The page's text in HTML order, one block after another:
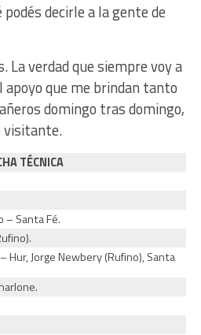
podés decirle a la gente de
La verdad que siempre voy a
que me brindan tanto
domingo tras domingo,
visitante.
TÉCNICA
– Santa Fé.
Hur, Jorge Newbery (Rufino), Santa